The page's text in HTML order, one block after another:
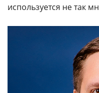
используется не так